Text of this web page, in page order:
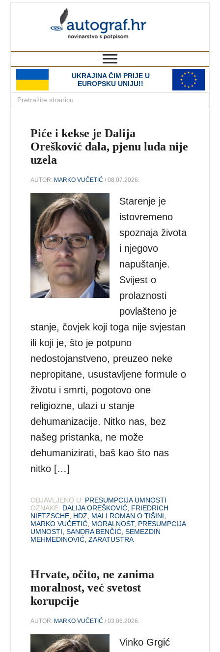
UKRAJINA ČIM PRIJE U
EUROPSKU UNIJU!!
Piće i kekse je Dalija
Orešković dala, pjenu luda nije
uzela
AUTOR: MARKO VUČETIĆ / 08.07.2026.
Starenje je
istovremeno
spoznaja života
i njegovo
napuštanje.
Svijest o
prolaznosti
povlašteno je
stanje, čovjek koji toga nije svjestan
ili koji je, što je potpuno
nedostojanstveno, preuzeo neke
nepropitane, usustavljene formule o
životu i smrti, pogotovo one
religiozne, ulazi u stanje
dehumanizacije. Nitko nas, bez
našeg pristanka, ne može
dehumanizirati, baš kao što nas
nitko […]
OBJAVLJENO U: PRESUMPCIJA UMNOSTI
OZNAKE: DALIJA OREŠKOVIĆ FRIEDRICH
NIETZSCHE HDZ MALI ROMAN O TIŠINI
MARKO VUČETIĆ MORALNOST, PRESUMPCIJA
UMNOSTI ,SANDRA BENČIĆ ,SEMEZDIN
MEHMEDINOVIĆ ,ZARATUSTRA
Hrvate, očito, ne zanima
moralnost, već svetost
korupcije
AUTOR: MARKO VUČETIĆ / 03.06.2026.
Vinko Grgić